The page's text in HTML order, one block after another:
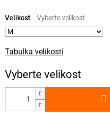
cena:
Tabulka velikostí
Velikost